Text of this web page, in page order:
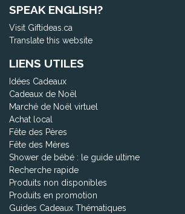
SPEAK ENGLISH?
Visit Giftideas.ca
Translate this website
LIENS UTILES
Idées Cadeaux
Cadeaux de Noël
Marché de Noël virtuel
Achat local
Fête des Pères
Fête des Mères
Shower de bébé : le guide ultime
Recherche rapide
Produits non disponibles
Produits en promotion
Guides Cadeaux Thématiques